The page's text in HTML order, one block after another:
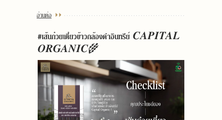
อ่านต่อ
#เส้นก๋วยเตี๋ยวข้าวกล้องดำอินทรีย์ 𝑪𝑨𝑷𝑰𝑻𝑨𝑳
𝑶𝑹𝑮𝑨𝑵𝑰𝑪🌾